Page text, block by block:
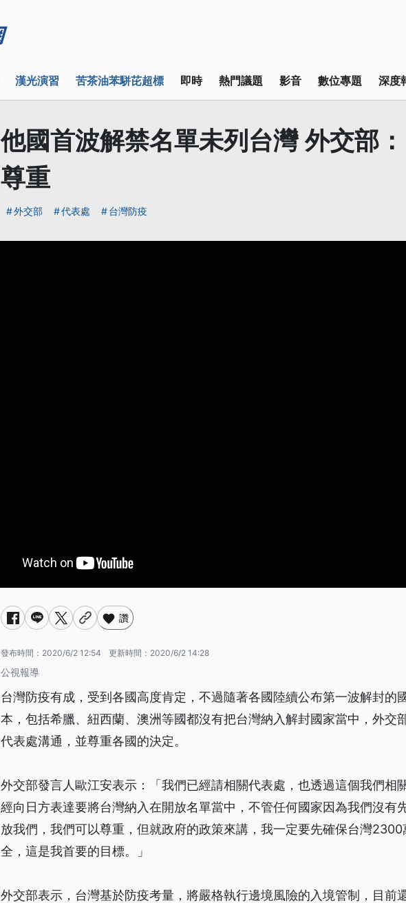
漢光演習 苦茶油苯駢芘超標 即時 熱門議題 影音 數位專題 深度
他國首波解禁名單未列台灣 外交部
尊重
外交部 代表處 台灣防疫
讚
發布時間： 2020/6/2 12:54 更新時間： 2020/6/2 14:28
公視報導
台灣防疫有成，受到各國高度肯定，不過隨著各國陸續公布第一波解封的
本，包括希臘、紐西蘭、澳洲等國都沒有把台灣納入解封國家當中，外交
代表處溝通，並尊重各國的決定。
外交部發言人歐江安表示：「我們已經請相關代表處，也透過這個我們相
經向日方表達要將台灣納入在開放名單當中，不管任何國家因為我們沒有
放我們，我們可以尊重，但就政府的政策來講，我一定要先確保台灣
全，這是我首要的目標。」
外交部表示，台灣基於防疫考量，將嚴格執行邊境風險的入境管制，目前